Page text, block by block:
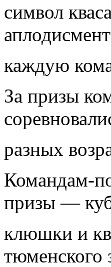
символ
каждую
За призы
разных
Командам-
призы —
клюшки и
тюменского